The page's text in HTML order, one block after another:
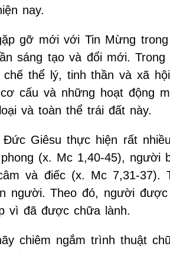
nay.
gỡ mới với Tin Mừng
sáng tạo và đổi mới.
chế thể lý, tinh thần và xã
cấu và những hoạt động
và toàn thể trái đất này.
Giêsu thực hiện rất
(x. Mc 1,40-45),
và điếc (x. Mc 7,31-37).
người. Theo đó, người
vì đã được chữa lành.
chiêm ngắm trình thuật